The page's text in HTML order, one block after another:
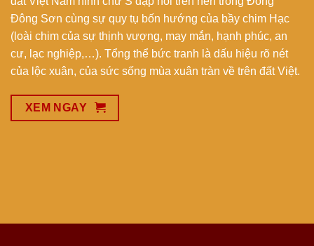
Đông Sơn cùng sự quy tụ bốn hướng của bầy chim Hạc
(loài chim của sự thịnh vượng, may mắn, hạnh phúc, an
cư, lạc nghiệp,…). Tổng thể bức tranh là dấu hiệu rõ nét
của lộc xuân, của sức sống mùa xuân tràn về trên đất Việt.
XEM NGAY